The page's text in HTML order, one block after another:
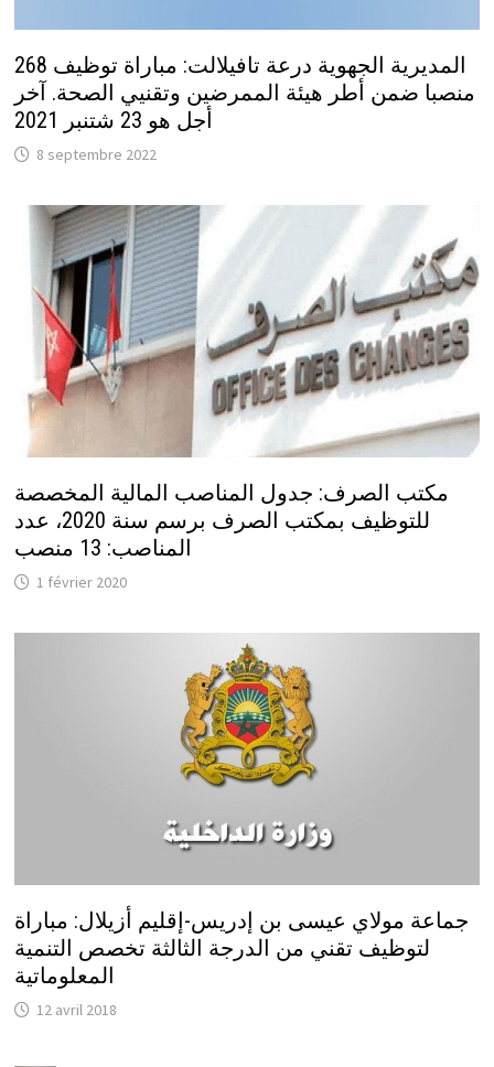
المديرية الجهوية درعة تافيلالت: مباراة توظيف 268
منصبا ضمن أطر هيئة الممرضين وتقنيي الصحة. آخر
أجل هو 23 شتنبر 2021
8 septembre 2022
مكتب الصرف: جدول المناصب المالية المخصصة
للتوظيف بمكتب الصرف برسم سنة 2020، عدد
المناصب: 13 منصب
1 février 2020
جماعة مولاي عيسى بن إدريس-إقليم أزيلال: مباراة
لتوظيف تقني من الدرجة الثالثة تخصص التنمية
المعلوماتية
12 avril 2018